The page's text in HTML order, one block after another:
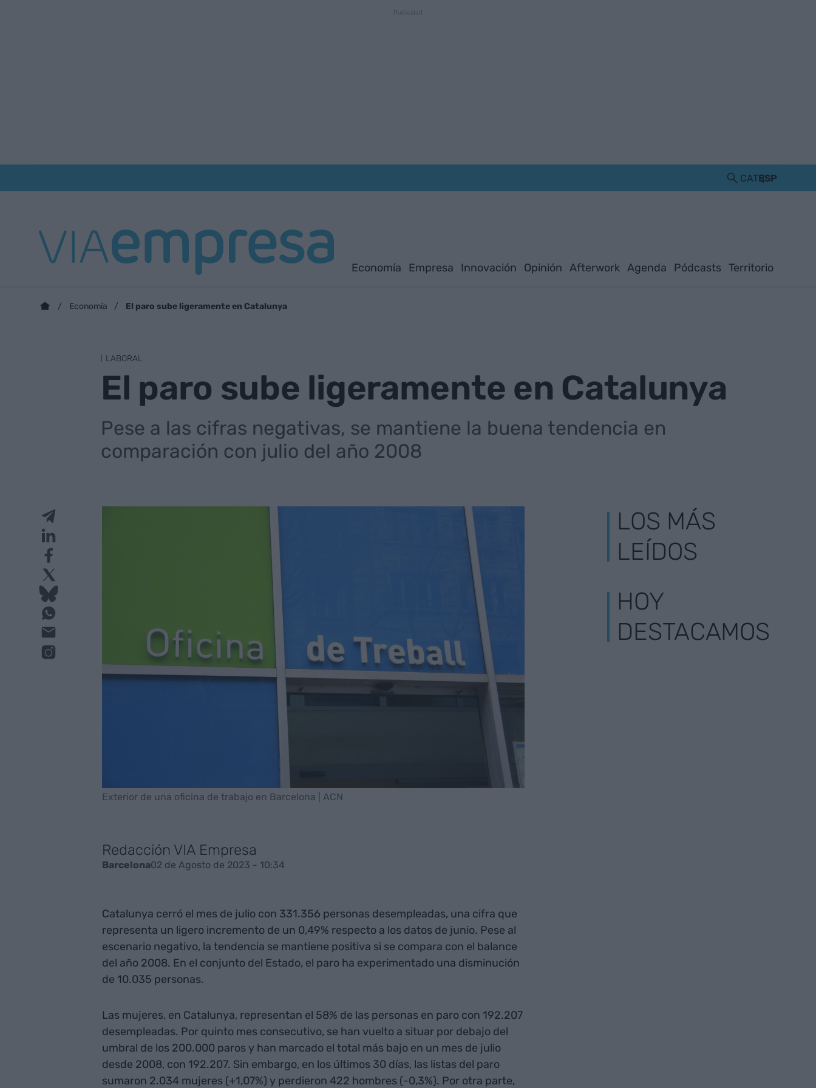
CATESP
Economía Empresa Innovación Opinión Afterwork Agenda Pódcasts Territorio
Economía El paro sube ligeramente en Catalunya
LABORAL
El paro sube ligeramente en Catalunya
Pese a las cifras negativas, se mantiene la buena tendencia en
comparación con julio del año 2008
Exterior de una oficina de trabajo en Barcelona | ACN
Redacción VIA Empresa
Barcelona02 de Agosto de 2023 - 10:34
Catalunya cerró el mes de julio con 331.356 personas desempleadas, una cifra que
representa un ligero incremento de un 0,49% respecto a los datos de junio. Pese al
escenario negativo, la tendencia se mantiene positiva si se compara con el balance
del año 2008. En el conjunto del Estado, el paro ha experimentado una disminución
de 10.035 personas.
Las mujeres, en Catalunya, representan el 58% de las personas en paro con 192.207
desempleadas. Por quinto mes consecutivo, se han vuelto a situar por debajo del
umbral de los 200.000 paros y han marcado el total más bajo en un mes de julio
desde 2008, con 192.207. Sin embargo, en los últimos 30 días, las listas del paro
sumaron 2.034 mujeres (+1,07%) y perdieron 422 hombres (-0,3%). Por otra parte,
LOS MÁS
LEÍDOS
HOY
DESTACAMOS